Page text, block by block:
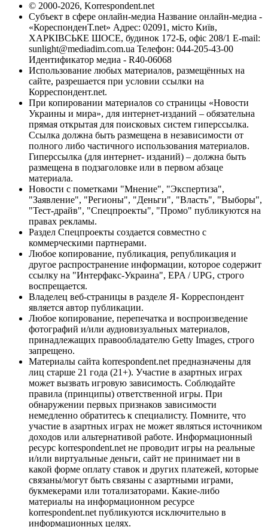
© 2000-2026, Korrespondent.net
Субъект в сфере онлайн-медиа Название онлайн-медиа -
«КореспонденТ.net» Адрес: 02091, місто Київ,
ХАРКІВСЬКЕ ШОСЕ, будинок 172-Б, офіс 208/1 E-mail:
sunlight@mediadim.com.ua Телефон: 044-205-43-00
Идентификатор медиа - R40-06068
Использование любых материалов, размещённых на
сайте, разрешается при условии ссылки на
Корреспондент.net.
При копировании материалов со страницы «Новости
Украины и мира», для интернет-изданий – обязательна
прямая открытая для поисковых систем гиперссылка.
Ссылка должна быть размещена в независимости от
полного либо частичного использования материалов.
Гиперссылка (для интернет- изданий) – должна быть
размещена в подзаголовке или в первом абзаце
материала.
Новости с пометками "Мнение", "Экспертиза",
"Заявление", "Регионы", "Деньги", "Власть", "Выборы",
"Тест-драйв", "Спецпроекты", "Промо" публикуются на
правах рекламы.
Раздел Спецпроекты создается совместно с
коммерческими партнерами.
Любое копирование, публикация, републикация и
другое распространение информации, которое содержит
ссылку на "Интерфакс-Украина", EPA / UPG, строго
воспрещается.
Владелец веб-страницы в разделе Я- Корреспондент
является автор публикации.
Любое копирование, перепечатка и воспроизведение
фотографий и/или аудиовизуальных материалов,
принадлежащих правообладателю Getty Images, строго
запрещено.
Материалы сайта korrespondent.net предназначены для
лиц старше 21 года (21+). Участие в азартных играх
может вызвать игровую зависимость. Соблюдайте
правила (принципы) ответственной игры. При
обнаружении первых признаков зависимости
немедленно обратитесь к специалисту. Помните, что
участие в азартных играх не может являться источником
доходов или альтернативой работе. Информационный
ресурс korrespondent.net не проводит игры на реальные
и/или виртуальные деньги, сайт не принимает ни в
какой форме оплату ставок и других платежей, которые
связаны/могут быть связаны с азартными играми,
букмекерами или тотализаторами. Какие-либо
материалы на информационном ресурсе
korrespondent.net публикуются исключительно в
информационных целях.